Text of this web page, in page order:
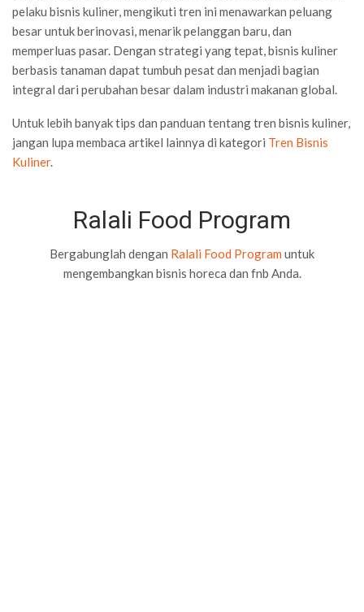
pelaku bisnis kuliner, mengikuti tren ini menawarkan peluang
besar untuk berinovasi, menarik pelanggan baru, dan
memperluas pasar. Dengan strategi yang tepat, bisnis kuliner
berbasis tanaman dapat tumbuh pesat dan menjadi bagian
integral dari perubahan besar dalam industri makanan global.
Untuk lebih banyak tips dan panduan tentang tren bisnis kuliner,
jangan lupa membaca artikel lainnya di kategori Tren Bisnis
Kuliner.
Ralali Food Program
Bergabunglah dengan Ralali Food Program untuk
mengembangkan bisnis horeca dan fnb Anda.